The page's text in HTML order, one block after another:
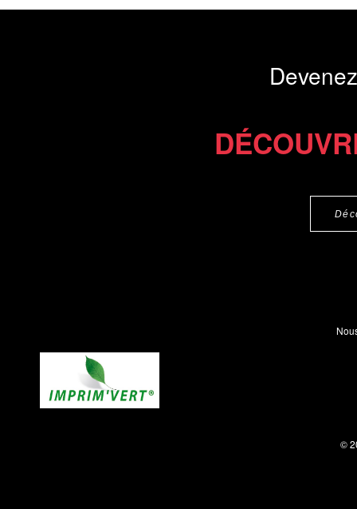
©